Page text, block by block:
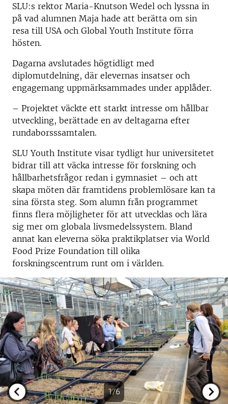
SLU:s rektor Maria-Knutson Wedel och lyssna in
på vad alumnen Maja hade att berätta om sin
resa till USA och Global Youth Institute förra
hösten.
Dagarna avslutades högtidligt med
diplomutdelning, där elevernas insatser och
engagemang uppmärksammades under applåder.
– Projektet väckte ett starkt intresse om hållbar
utveckling, berättade en av deltagarna efter
rundaborsssamtalen.
SLU Youth Institute visar tydligt hur universitetet
bidrar till att väcka intresse för forskning och
hållbarhetsfrågor redan i gymnasiet – och att
skapa möten där framtidens problemlösare kan ta
sina första steg. Som alumn från programmet
finns flera möjligheter för att utvecklas och lära
sig mer om globala livsmedelssystem. Bland
annat kan eleverna söka praktikplatser via World
Food Prize Foundation till olika
forskningscentrum runt om i världen.
1/6